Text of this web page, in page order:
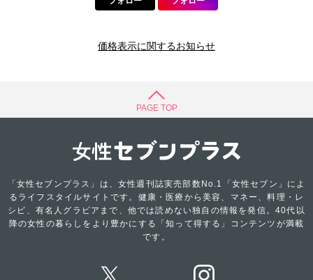
価格表示に関するお知らせ
PAGE TOP
「女性セブンプラス」は、女性週刊誌実売部数No.1「女性セブン」によ
るライフスタイルサイトです。健康・医療から美容、マネー、料理・レ
シピ、有名人グラビアまで、他では読めない独自の情報を発信。40代以
降の女性の暮らしをより豊かにする「知って得する」コンテンツが満載
です。